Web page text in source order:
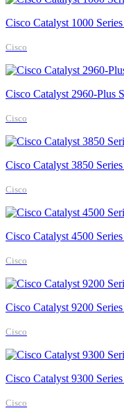
Cisco Catalyst 1000
Cisco
Cisco Catalyst 2960-Plus
Cisco
Cisco Catalyst 3850
Cisco
Cisco Catalyst 4500
Cisco
Cisco Catalyst 9200
Cisco
Cisco Catalyst 9300
Cisco